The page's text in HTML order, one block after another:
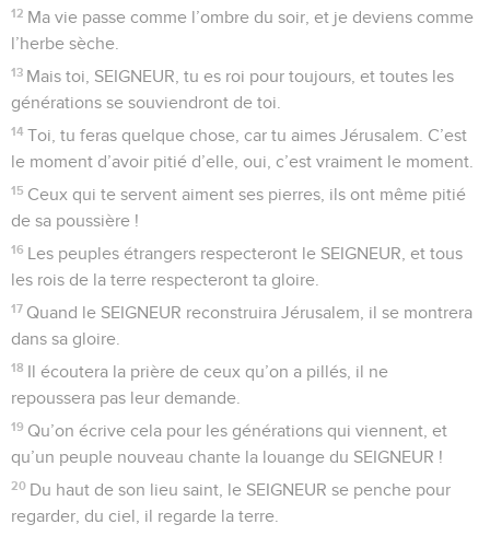
12 Ma vie passe comme l’ombre du soir, et je deviens comme
l’herbe sèche.
13 Mais toi, SEIGNEUR, tu es roi pour toujours, et toutes les
générations se souviendront de toi.
14 Toi, tu feras quelque chose, car tu aimes Jérusalem. C’est
le moment d’avoir pitié d’elle, oui, c’est vraiment le moment.
15 Ceux qui te servent aiment ses pierres, ils ont même pitié
de sa poussière !
16 Les peuples étrangers respecteront le SEIGNEUR, et tous
les rois de la terre respecteront ta gloire.
17 Quand le SEIGNEUR reconstruira Jérusalem, il se montrera
dans sa gloire.
18 Il écoutera la prière de ceux qu’on a pillés, il ne
repoussera pas leur demande.
19 Qu’on écrive cela pour les générations qui viennent, et
qu’un peuple nouveau chante la louange du SEIGNEUR !
20 Du haut de son lieu saint, le SEIGNEUR se penche pour
regarder, du ciel, il regarde la terre.